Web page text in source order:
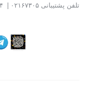
تقسیم می شوند که
می باشند. تعدادی از
آلن بکس ستاره ای
آلن بکس کوتاه
تلفن پشتیبانی ۰۲۱۶۷۳۰۵